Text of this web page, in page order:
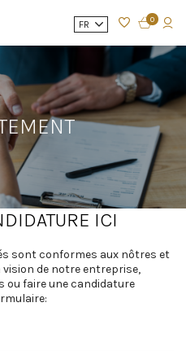
FR 0
ICI
sont conformes aux nôtres et
de notre entreprise,
ou faire une candidature